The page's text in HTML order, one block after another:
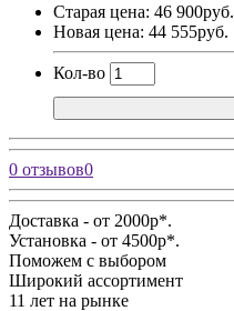
Старая цена: 46 900руб.
Новая цена: 44 555руб.
Кол-во
0 отзывов0
Доставка - от 2000р*.
Установка - от 4500р*.
Поможем с выбором
Широкий ассортимент
11 лет на рынке